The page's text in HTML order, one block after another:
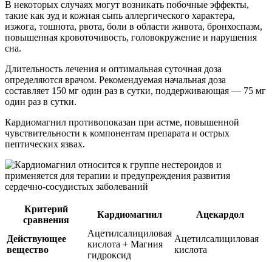
В некоторых случаях могут возникать побочные эффекты,
такие как зуд и кожная сыпь аллергического характера,
изжога, тошнота, рвота, боли в области живота, бронхоспазм,
повышенная кровоточивость, головокружение и нарушения
сна.
Длительность лечения и оптимальная суточная доза
определяются врачом. Рекомендуемая начальная доза
составляет 150 мг один раз в сутки, поддерживающая — 75 мг
один раз в сутки.
Кардиомагнил противопоказан при астме, повышенной
чувствительности к компонентам препарата и острых
пептических язвах.
Критерий
сравнения
Кардиомагнил Ацекардол
Действующее
вещество
Ацетилсалициловая
кислота + Магния
гидроксид
Ацетилсалициловая
кислота